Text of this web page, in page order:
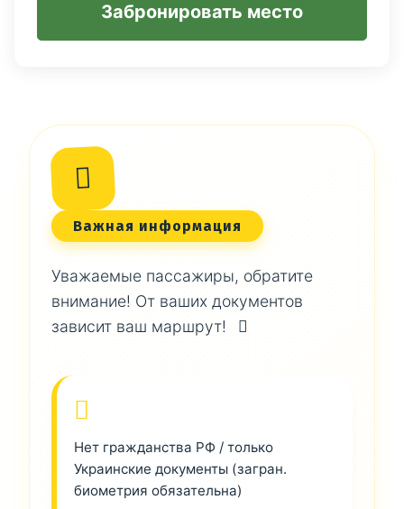
Забронировать место
Важная информация
Уважаемые пассажиры, обратите
внимание! От ваших документов
зависит ваш маршрут!
Нет гражданства РФ / только
Украинские документы (загран.
биометрия обязательна)